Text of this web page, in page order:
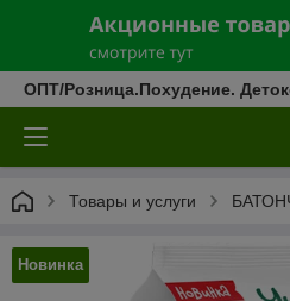
ОПТ/Розница.Похудение.
Товары и услуги
Новинка